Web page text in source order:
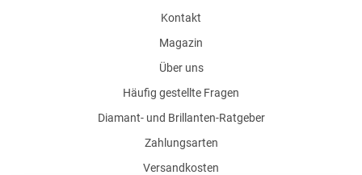
Kontakt
Magazin
Über uns
Häufig gestellte Fragen
Diamant- und Brillanten-Ratgeber
Zahlungsarten
Versandkosten